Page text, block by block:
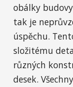
obálky
tak je
úspěchu.
složitému
různých
desek.